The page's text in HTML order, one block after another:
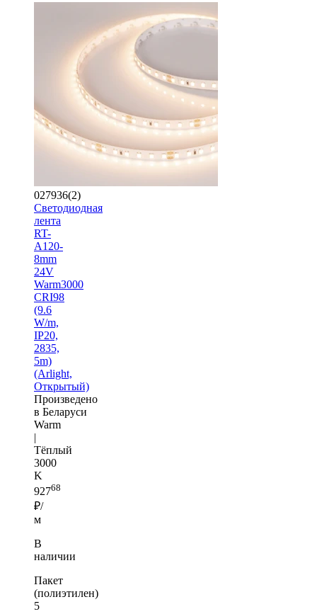
027936(2)
Светодиодная
лента
RT-
A120-
8mm
24V
Warm3000
CRI98
(9.6
W/m,
IP20,
2835,
5m)
(Arlight,
Открытый)
Произведено
в Беларуси
Warm
|
Тёплый
3000
K
92768
₽/
м
В
наличии
Пакет
(полиэтилен)
5